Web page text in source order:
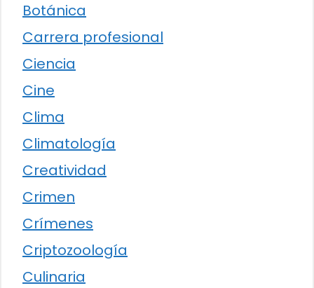
Botánica
Carrera profesional
Ciencia
Cine
Clima
Climatología
Creatividad
Crimen
Crímenes
Criptozoología
Culinaria